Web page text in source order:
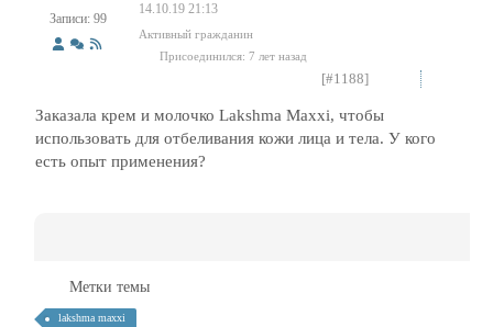
Записи: 99
14.10.19 21:13
Активный гражданин
Присоединился: 7 лет назад
[#1188]
Заказала крем и молочко Lakshma Maxxi, чтобы
использовать для отбеливания кожи лица и тела. У кого
есть опыт применения?
Метки темы
lakshma maxxi